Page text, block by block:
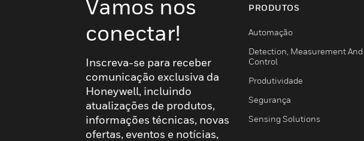
Vamos nos
conectar!
Inscreva-se para receber
comunicação exclusiva da
Honeywell, incluindo
atualizações de produtos,
informações técnicas, novas
ofertas, eventos e notícias,
PRODUTOS
Automação
Detection, Measurement And
Control
Produtividade
Segurança
Sensing Solutions